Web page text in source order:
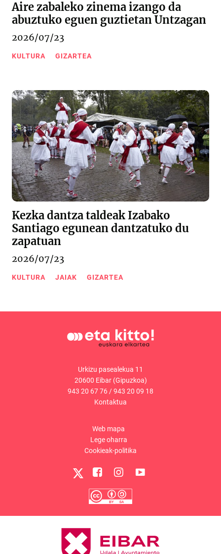
Aire zabaleko zinema izango da
abuztuko eguen guztietan Untzagan
2026/07/23
KULTURA GIZARTEA
Kezka dantza taldeak Izabako
Santiago egunean dantzatuko du
zapatuan
2026/07/23
KULTURA JAIAK GIZARTEA
Urkizu pasealekua 11
20600 Eibar (Gipuzkoa)
943 20 67 76/943 20 09 18
Kontaktua
Web mapa
Lege oharra
Cookieak-politika